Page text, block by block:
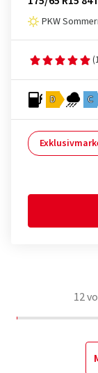
PKW
D C
12